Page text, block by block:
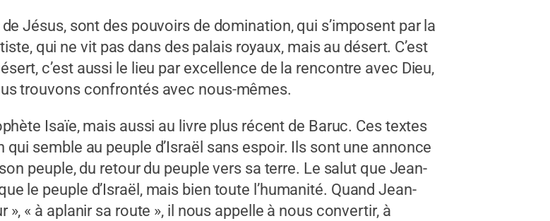
sont des pouvoirs de domination, qui s’imposent par la
qui ne vit pas dans des palais royaux, mais au désert. C’est
c’est aussi le lieu par excellence de la rencontre avec Dieu,
trouvons confrontés avec nous-mêmes.
Isaïe, mais aussi au livre plus récent de Baruc. Ces textes
semble au peuple d’Israël sans espoir. Ils sont une annonce
peuple, du retour du peuple vers sa terre. Le salut que Jean-
le peuple d’Israël, mais bien toute l’humanité. Quand Jean-
« à aplanir sa route », il nous appelle à nous convertir, à